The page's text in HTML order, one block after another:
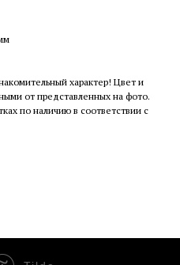
характер! Цвет и
от представленных на фото.
по наличию в соответствии с